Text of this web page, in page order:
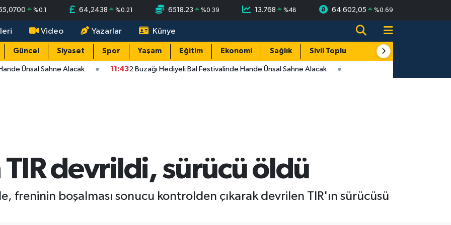
%0.1 64,2438 %0.21 6518.23 %0.39 13.768 %48 64.602,05 %0.69
Video Yazarlar Künye
Güncel Siyaset Spor Yaşam Eğitim Ekonomi Sağlık Sivil Toplum Turizm
Ünsal Sahne Alacak 11:432 Buzağı Hediyeli Bal Festivalinde Hande Ünsal Sahne Alacak
TIR devrildi, sürücü öldü
freninin boşalması sonucu kontrolden çıkarak devrilen TIR'ın sürücüsü